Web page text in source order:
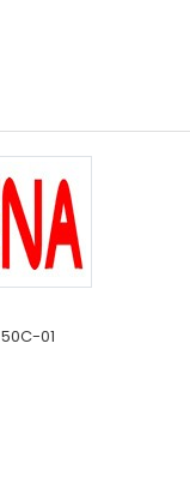
50C-01